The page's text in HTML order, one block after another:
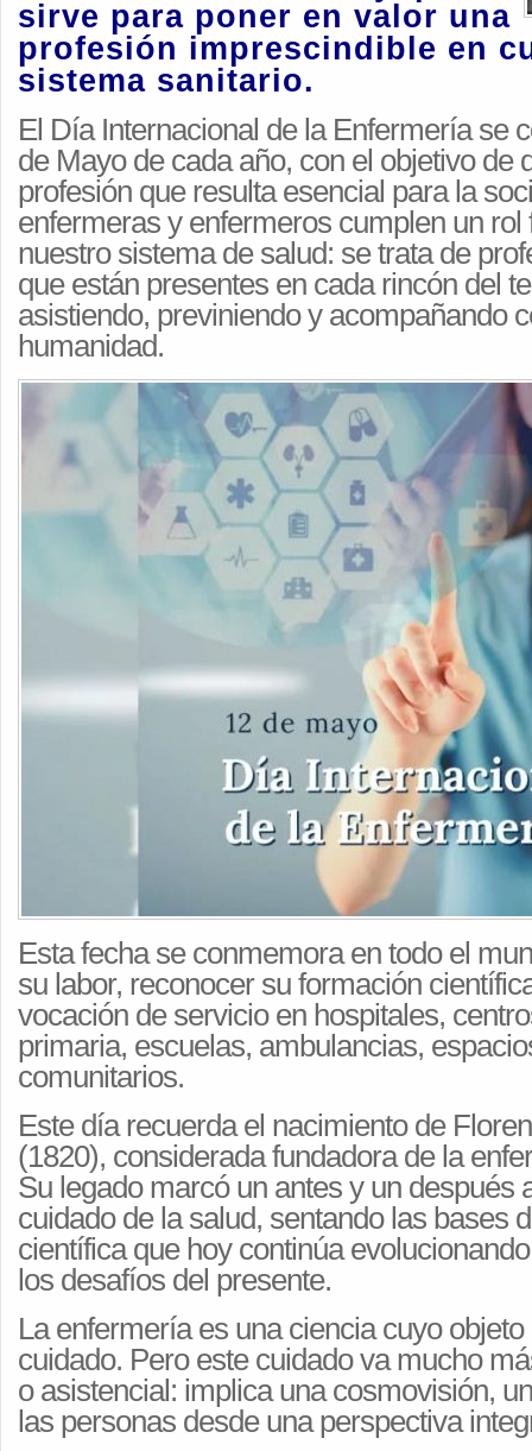
sirve para poner en valor una
profesión imprescindible en
sistema sanitario.
El Día Internacional de la Enfermería se
de Mayo de cada año, con el objetivo de
profesión que resulta esencial para la
enfermeras y enfermeros cumplen un rol
nuestro sistema de salud: se trata de
que están presentes en cada rincón del
asistiendo, previniendo y acompañando
humanidad.
Esta fecha se conmemora en todo el
su labor, reconocer su formación
vocación de servicio en hospitales,
primaria, escuelas, ambulancias,
comunitarios.
Este día recuerda el nacimiento de
(1820), considerada fundadora de la
Su legado marcó un antes y un después
cuidado de la salud, sentando las bases
científica que hoy continúa
los desafíos del presente.
La enfermería es una ciencia cuyo
cuidado. Pero este cuidado va mucho
o asistencial: implica una cosmovisión,
las personas desde una perspectiva